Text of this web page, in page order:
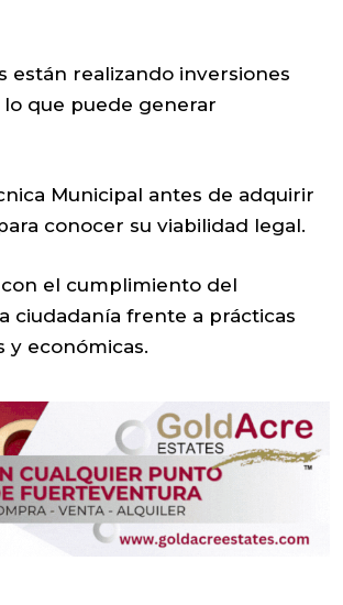
están realizando inversiones
que puede generar
Municipal antes de adquirir
conocer su viabilidad legal.
el cumplimiento del
ciudadanía frente a prácticas
y económicas.